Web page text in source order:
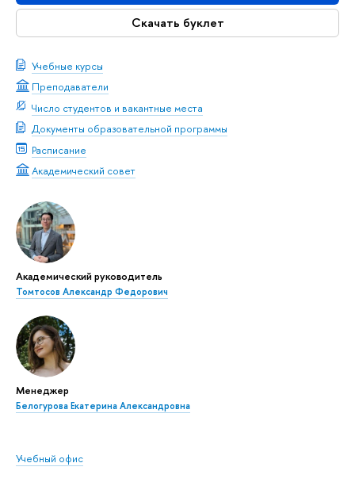
Скачать буклет
Учебные курсы
Преподаватели
Число студентов и вакантные места
Документы образовательной программы
Расписание
Академический совет
Академический руководитель
Томтосов Александр Федорович
Менеджер
Белогурова Екатерина Александровна
Учебный офис